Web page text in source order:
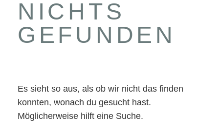
NICHTS
GEFUNDEN
Es sieht so aus, als ob wir nicht das finden
konnten, wonach du gesucht hast.
Möglicherweise hilft eine Suche.